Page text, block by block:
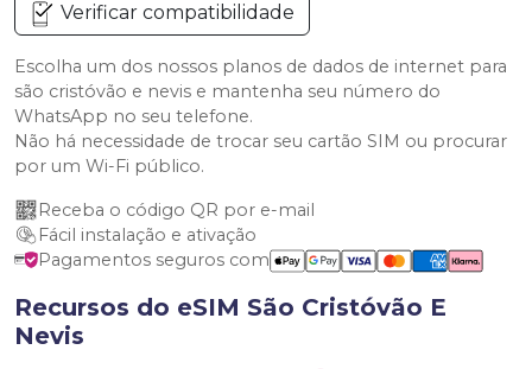
Verificar compatibilidade
Escolha um dos nossos planos de dados de internet para
são cristóvão e nevis e mantenha seu número do
WhatsApp no seu telefone.
Não há necessidade de trocar seu cartão SIM ou procurar
por um Wi-Fi público.
Receba o código QR por e-mail
Fácil instalação e ativação
Pagamentos seguros com
Recursos do eSIM São Cristóvão E
Nevis